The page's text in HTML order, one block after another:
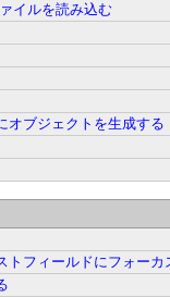
イルを読み込む
オブジェクトを生成する
トフィールドにフォーカ